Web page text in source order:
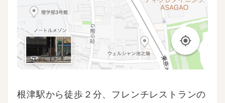
根津駅から徒歩２分、フレンチレストランの